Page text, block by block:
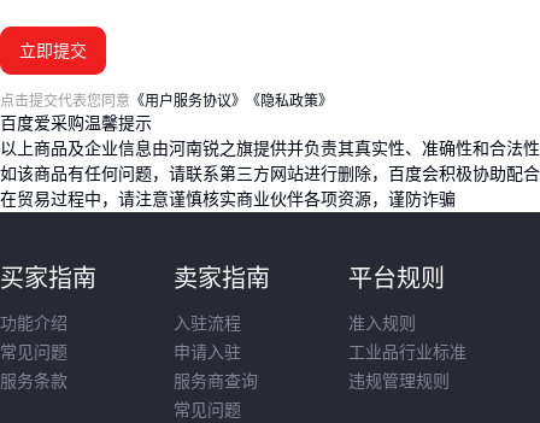
立即提交
点击提交代表您同意 《用户服务协议》 《隐私政策》
百度爱采购温馨提示
以上商品及企业信息由河南锐之旗提供并负责其真实性、准确性和合法性
如该商品有任何问题，请联系第三方网站进行删除，百度会积极协助配合
在贸易过程中，请注意谨慎核实商业伙伴各项资源，谨防诈骗
买家指南
功能介绍
常见问题
服务条款
卖家指南
入驻流程
申请入驻
服务商查询
常见问题
平台规则
准入规则
工业品行业标准
违规管理规则